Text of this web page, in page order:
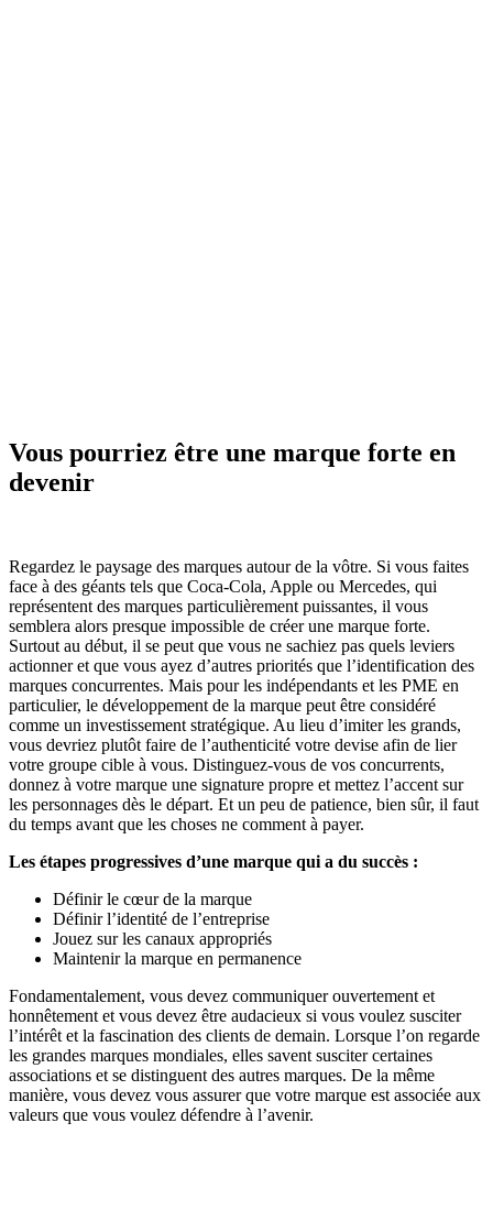
Vous pourriez être une marque forte en
devenir
Regardez le paysage des marques autour de la vôtre. Si vous faites
face à des géants tels que Coca-Cola, Apple ou Mercedes, qui
représentent des marques particulièrement puissantes, il vous
semblera alors presque impossible de créer une marque forte.
Surtout au début, il se peut que vous ne sachiez pas quels leviers
actionner et que vous ayez d’autres priorités que l’identification des
marques concurrentes. Mais pour les indépendants et les PME en
particulier, le développement de la marque peut être considéré
comme un investissement stratégique. Au lieu d’imiter les grands,
vous devriez plutôt faire de l’authenticité votre devise afin de lier
votre groupe cible à vous. Distinguez-vous de vos concurrents,
donnez à votre marque une signature propre et mettez l’accent sur
les personnages dès le départ. Et un peu de patience, bien sûr, il faut
du temps avant que les choses ne comment à payer.
Les étapes progressives d’une marque qui a du succès :
Définir le cœur de la marque
Définir l’identité de l’entreprise
Jouez sur les canaux appropriés
Maintenir la marque en permanence
Fondamentalement, vous devez communiquer ouvertement et
honnêtement et vous devez être audacieux si vous voulez susciter
l’intérêt et la fascination des clients de demain. Lorsque l’on regarde
les grandes marques mondiales, elles savent susciter certaines
associations et se distinguent des autres marques. De la même
manière, vous devez vous assurer que votre marque est associée aux
valeurs que vous voulez défendre à l’avenir.